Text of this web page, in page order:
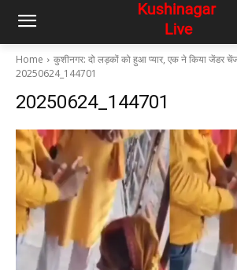
Home
कुशीनगर: दो लड़कों को हुआ प्यार, एक ने किया जेंडर
20250624_144701
20250624_144701